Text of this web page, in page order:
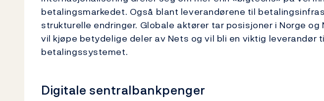
betalingsmarkedet. Også blant leverandørene til
strukturelle endringer. Globale aktører tar posisjoner i Norge og
vil kjøpe betydelige deler av Nets og vil bli en viktig leverandør
betalingssystemet.
Digitale sentralbankpenger